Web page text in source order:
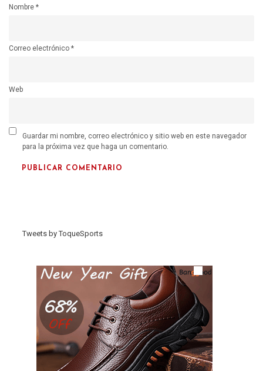
Nombre *
Correo electrónico *
Web
Guardar mi nombre, correo electrónico y sitio web en este navegador
para la próxima vez que haga un comentario.
Tweets by ToqueSports